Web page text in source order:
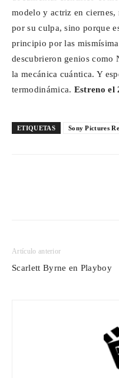
modelo y actriz en ciernes,
por su culpa, sino porque
principio por las
descubrieron genios como
la mecánica cuántica. Y
termodinámica. Estreno el
ETIQUETAS Sony Pictures
Artículo anterior
Scarlett Byrne en Playboy